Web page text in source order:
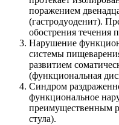
поражением
(гастродуоденит).
обострения течения
Нарушение
системы
развитием
(функциональная
Синдром
функциональное
преимущественным
стула).